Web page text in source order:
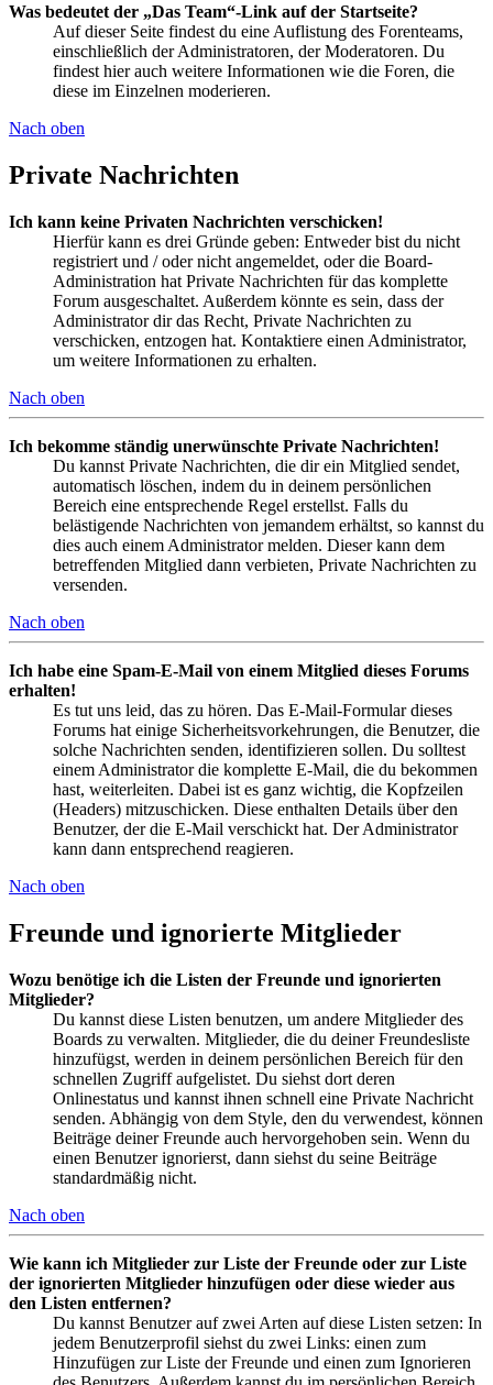
Was bedeutet der „Das Team“-Link auf der Startseite?
Auf dieser Seite findest du eine Auflistung des Forenteams,
einschließlich der Administratoren, der Moderatoren. Du
findest hier auch weitere Informationen wie die Foren, die
diese im Einzelnen moderieren.
Nach oben
Private Nachrichten
Ich kann keine Privaten Nachrichten verschicken!
Hierfür kann es drei Gründe geben: Entweder bist du nicht
registriert und / oder nicht angemeldet, oder die Board-
Administration hat Private Nachrichten für das komplette
Forum ausgeschaltet. Außerdem könnte es sein, dass der
Administrator dir das Recht, Private Nachrichten zu
verschicken, entzogen hat. Kontaktiere einen Administrator,
um weitere Informationen zu erhalten.
Nach oben
Ich bekomme ständig unerwünschte Private Nachrichten!
Du kannst Private Nachrichten, die dir ein Mitglied sendet,
automatisch löschen, indem du in deinem persönlichen
Bereich eine entsprechende Regel erstellst. Falls du
belästigende Nachrichten von jemandem erhältst, so kannst du
dies auch einem Administrator melden. Dieser kann dem
betreffenden Mitglied dann verbieten, Private Nachrichten zu
versenden.
Nach oben
Ich habe eine Spam-E-Mail von einem Mitglied dieses Forums
erhalten!
Es tut uns leid, das zu hören. Das E-Mail-Formular dieses
Forums hat einige Sicherheitsvorkehrungen, die Benutzer, die
solche Nachrichten senden, identifizieren sollen. Du solltest
einem Administrator die komplette E-Mail, die du bekommen
hast, weiterleiten. Dabei ist es ganz wichtig, die Kopfzeilen
(Headers) mitzuschicken. Diese enthalten Details über den
Benutzer, der die E-Mail verschickt hat. Der Administrator
kann dann entsprechend reagieren.
Nach oben
Freunde und ignorierte Mitglieder
Wozu benötige ich die Listen der Freunde und ignorierten
Mitglieder?
Du kannst diese Listen benutzen, um andere Mitglieder des
Boards zu verwalten. Mitglieder, die du deiner Freundesliste
hinzufügst, werden in deinem persönlichen Bereich für den
schnellen Zugriff aufgelistet. Du siehst dort deren
Onlinestatus und kannst ihnen schnell eine Private Nachricht
senden. Abhängig von dem Style, den du verwendest, können
Beiträge deiner Freunde auch hervorgehoben sein. Wenn du
einen Benutzer ignorierst, dann siehst du seine Beiträge
standardmäßig nicht.
Nach oben
Wie kann ich Mitglieder zur Liste der Freunde oder zur Liste
der ignorierten Mitglieder hinzufügen oder diese wieder aus
den Listen entfernen?
Du kannst Benutzer auf zwei Arten auf diese Listen setzen: In
jedem Benutzerprofil siehst du zwei Links: einen zum
Hinzufügen zur Liste der Freunde und einen zum Ignorieren